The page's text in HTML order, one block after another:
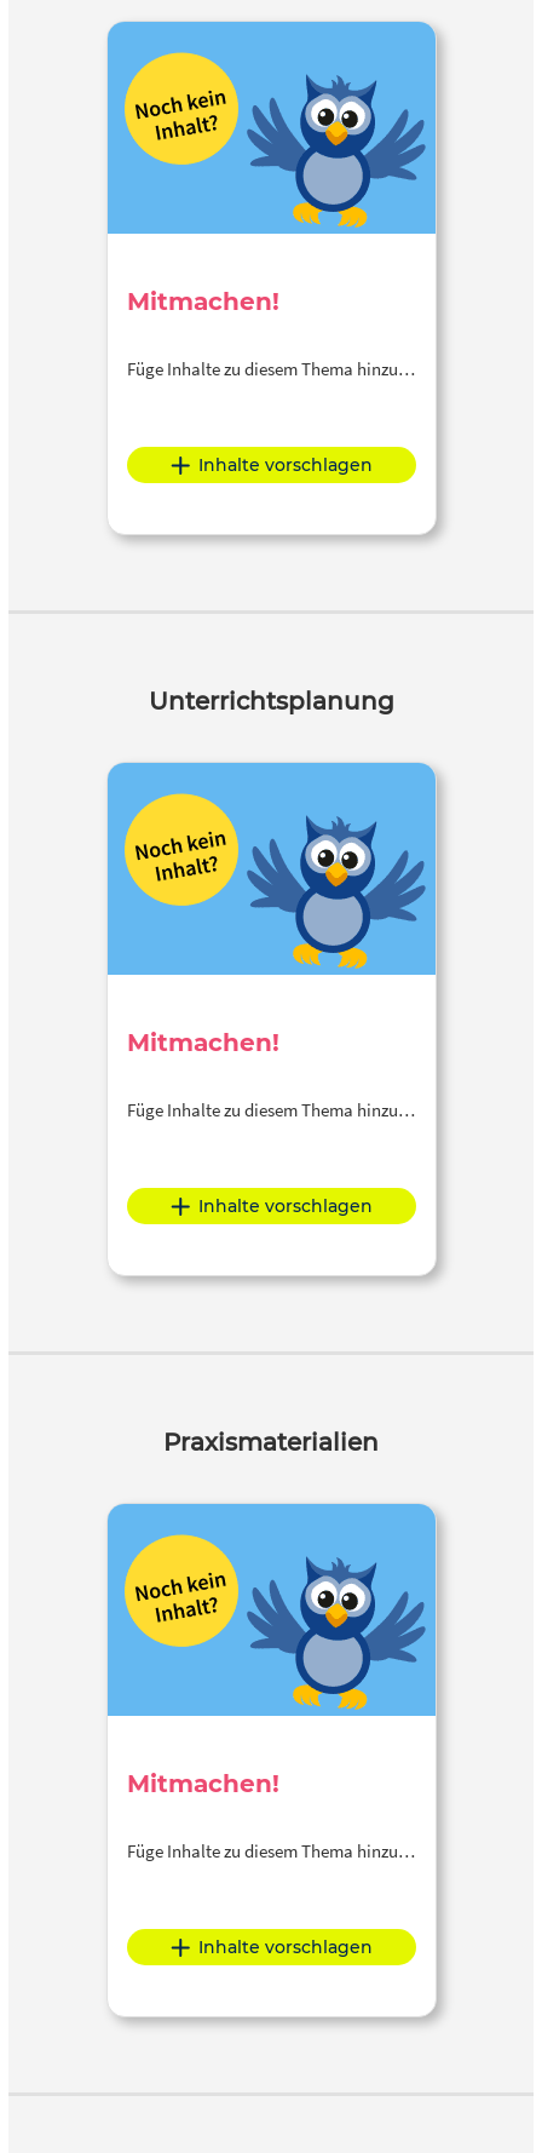
Mitmachen!
Füge Inhalte zu diesem Thema hinzu…
Inhalte vorschlagen
Unterrichtsplanung
Mitmachen!
Füge Inhalte zu diesem Thema hinzu…
Inhalte vorschlagen
Praxismaterialien
Mitmachen!
Füge Inhalte zu diesem Thema hinzu…
Inhalte vorschlagen